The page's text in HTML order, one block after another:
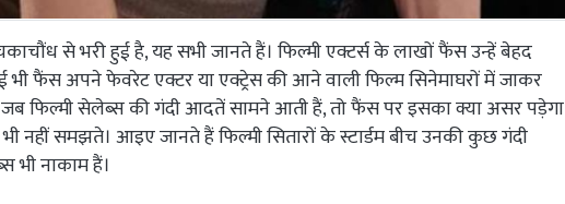
से भरी हुई है, यह सभी जानते हैं। फिल्मी एक्टर्स के लाखों फैंस उन्हें बेहद
भी फैंस अपने फेवरेट एक्टर या एक्ट्रेस की आने वाली फिल्म सिनेमाघरों में जाकर
फिल्मी सेलेब्स की गंदी आदतें सामने आती हैं, तो फैंस पर इसका क्या असर पड़ेगा
नहीं समझते। आइए जानते हैं फिल्मी सितारों के स्टार्डम बीच उनकी कुछ गंदी
नाकाम हैं।